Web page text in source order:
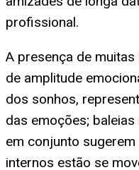
profissional.
A presença de
de amplitude
dos sonhos,
das emoções;
em conjunto
internos estão se